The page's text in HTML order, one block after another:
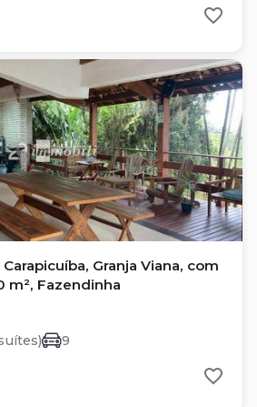
Granja Viana, com
m², Fazendinha
9